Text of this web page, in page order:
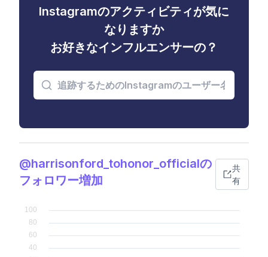
Instagramのアクティビティが気に
なりますか
お好きなインフルエンサーの？
@harrisonford_tohonor_officialの
フォロワー増加
共
有